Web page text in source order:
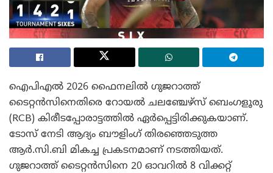
ഐപിഎൽ 2026 ഫൈനലിൽ ഗുജറാത്ത്
ടൈറ്റൻസിനെതിരെ റോയൽ ചലഞ്ചേഴ്സ് ബെംഗളൂരു
(RCB) കിരീടപ്പോരാട്ടത്തിൽ ഏർപ്പെട്ടിരിക്കുകയാണ്.
ടോസ് നേടി ആദ്യം ബൗളിംഗ് തിരഞ്ഞെടുത്ത
ആർ.സി.ബി മികച്ച പ്രകടനമാണ് നടത്തിയത്.
ഗുജറാത്ത് ടൈറ്റൻസിനെ 20 ഓവറിൽ 8 വിക്കറ്റ്